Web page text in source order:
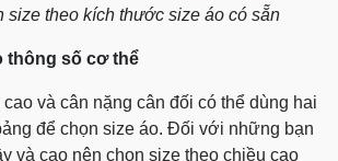
size theo kích thước size áo có sẵn
thông số cơ thể
và cân nặng cân đối có thể dùng hai
để chọn size áo. Đối với những bạn
và cao nên chọn size theo chiều cao